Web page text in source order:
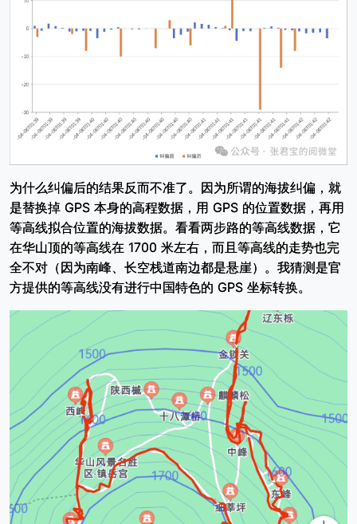
为什么纠偏后的结果反而不准了。因为所谓的海拔纠偏，就
是替换掉 GPS 本身的高程数据，用 GPS 的位置数据，再用
等高线拟合位置的海拔数据。看看两步路的等高线数据，它
在华山顶的等高线在 1700 米左右，而且等高线的走势也完
全不对（因为南峰、长空栈道南边都是悬崖）。我猜测是官
方提供的等高线没有进行中国特色的 GPS 坐标转换。